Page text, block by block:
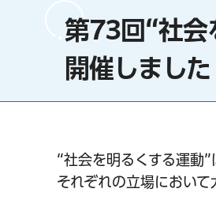
第73回“社会
開催しました
“社会を明るくする運動
それぞれの立場におい